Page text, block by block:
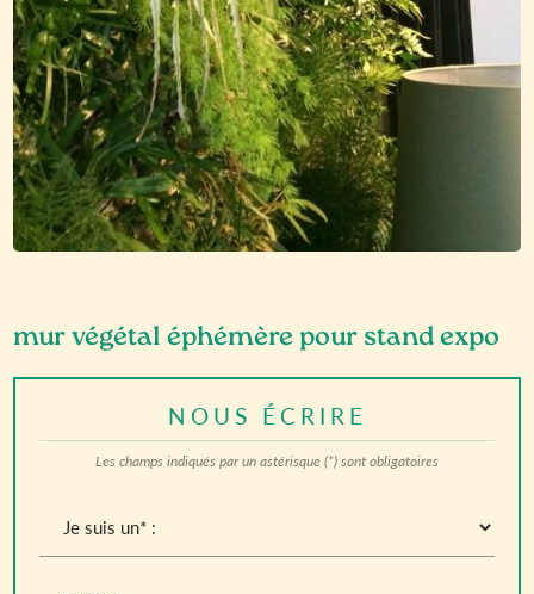
mur végétal éphémère pour stand expo
NOUS ÉCRIRE
Les champs indiqués par un astérisque (*) sont obligatoires